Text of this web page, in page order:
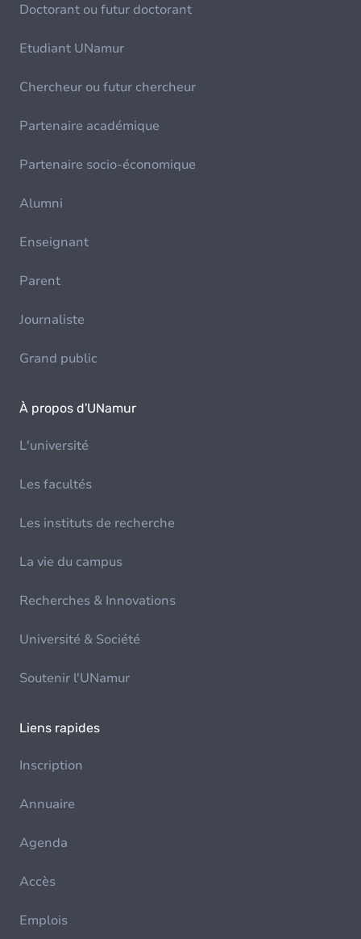
Doctorant ou futur doctorant
Etudiant UNamur
Chercheur ou futur chercheur
Partenaire académique
Partenaire socio-économique
Alumni
Enseignant
Parent
Journaliste
Grand public
À propos d'UNamur
L'université
Les facultés
Les instituts de recherche
La vie du campus
Recherches & Innovations
Université & Société
Soutenir l'UNamur
Liens rapides
Inscription
Annuaire
Agenda
Accès
Emplois